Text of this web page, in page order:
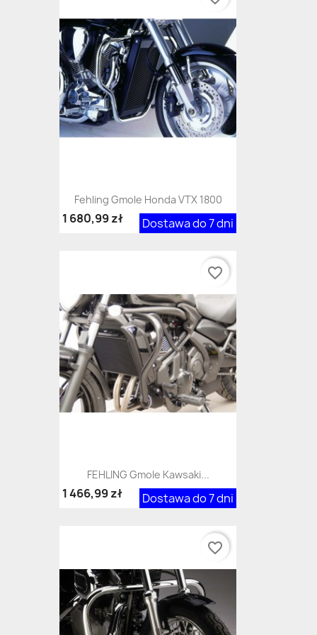
Fehling Gmole Honda VTX 1800
Dostawa do 7 dni
1 680,99 zł
FEHLING Gmole Kawsaki...
Dostawa do 7 dni
1 466,99 zł
favorite_border
favorite_border